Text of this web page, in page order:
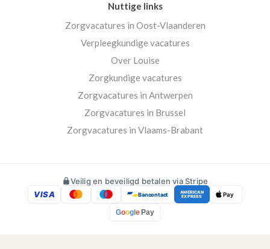
Nuttige links
Zorgvacatures in Oost-Vlaanderen
Verpleegkundige vacatures
Over Louise
Zorgkundige vacatures
Zorgvacatures in Antwerpen
Zorgvacatures in Brussel
Zorgvacatures in Vlaams-Brabant
Veilig en beveiligd betalen via Stripe
VISA
Bancontact AMERICAN
EXPRESS Pay
Googl e Pay